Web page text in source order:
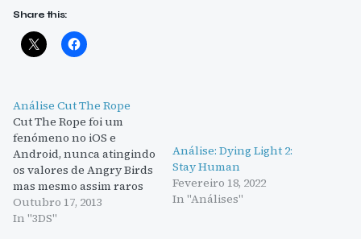
Share this:
Análise Cut The Rope
Cut The Rope foi um
fenómeno no iOS e
Android, nunca atingindo
os valores de Angry Birds
mas mesmo assim raros
são os smartphones por
onde o jogo não passou.
Outubro 17, 2013
In "3DS"
Análise: Dying Light 2:
Stay Human
Fevereiro 18, 2022
In "Análises"